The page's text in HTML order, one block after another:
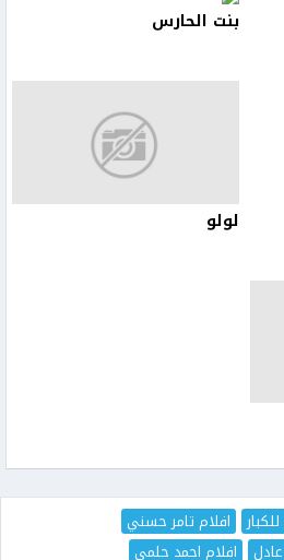
بنت الحارس
لولو
افلام تامر حسني
افلام احمد حلمي